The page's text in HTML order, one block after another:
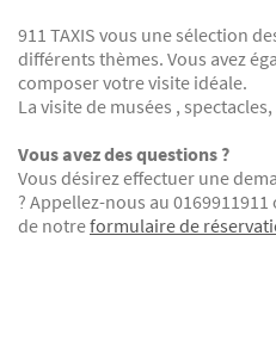
911 TAXIS vous une sélection
différents thèmes. Vous avez
composer votre visite idéale.
La visite de musées ,
Vous avez des questions ?
Vous désirez effectuer une
? Appellez-nous au
de notreformulaire de